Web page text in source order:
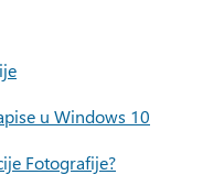
u Windows 10
Fotografije?